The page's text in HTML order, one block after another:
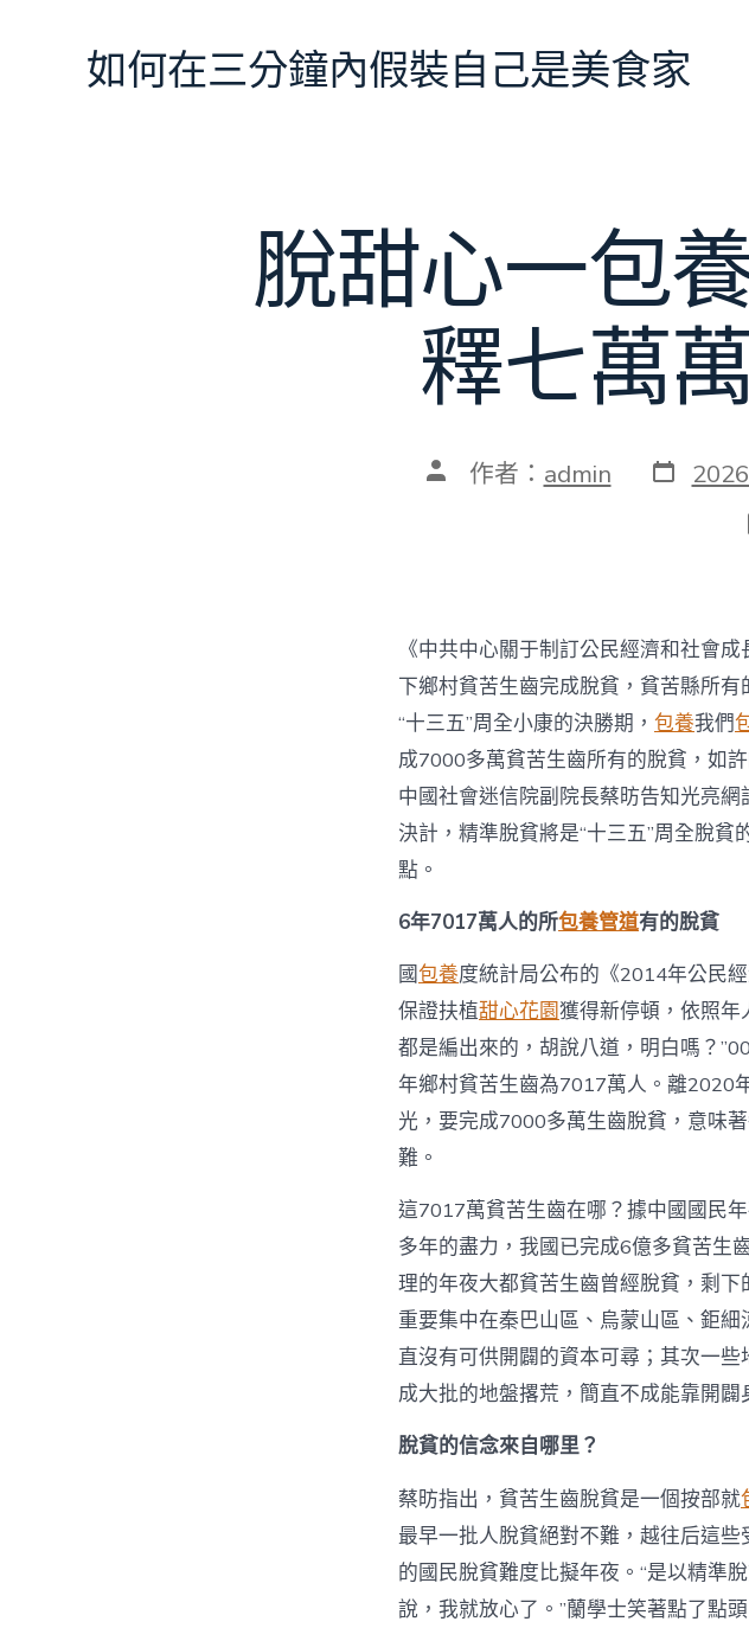
如何在三分鐘內假裝自己是美食家
脫甜心一包
釋七萬
文 作者： admin 發
表
《中共中心關于制訂公民經濟和社會
下鄉村貧苦生齒完成脫貧，貧苦縣所有
“十三五”周全小康的決勝期， 包養我們
成7000多萬貧苦生齒所有的脫貧，如
中國社會迷信院副院長蔡昉告知光亮網
決計，精準脫貧將是“十三五”周全脫
點。
6年7017萬人的所包養管道有的脫貧
國包養度統計局公布的《2014年公民
保證扶植甜心花園獲得新停頓，依照年
都是編出來的，胡說八道，明白嗎？
年鄉村貧苦生齒為7017萬人。離2020
光，要完成7000多萬生齒脫貧，意味
難。
這7017萬貧苦生齒在哪？據中國國民
多年的盡力，我國已完成6億多貧苦生
理的年夜大都貧苦生齒曾經脫貧，剩下
重要集中在秦巴山區、烏蒙山區、鉅
直沒有可供開闢的資本可尋；其次一
成大批的地盤撂荒，簡直不成能靠開闢
脫貧的信念來自哪里？
蔡昉指出，貧苦生齒脫貧是一個按部就
最早一批人脫貧絕對不難，越往后這
的國民脫貧難度比擬年夜。“是以精準
說，我就放心了。”蘭學士笑著點了點